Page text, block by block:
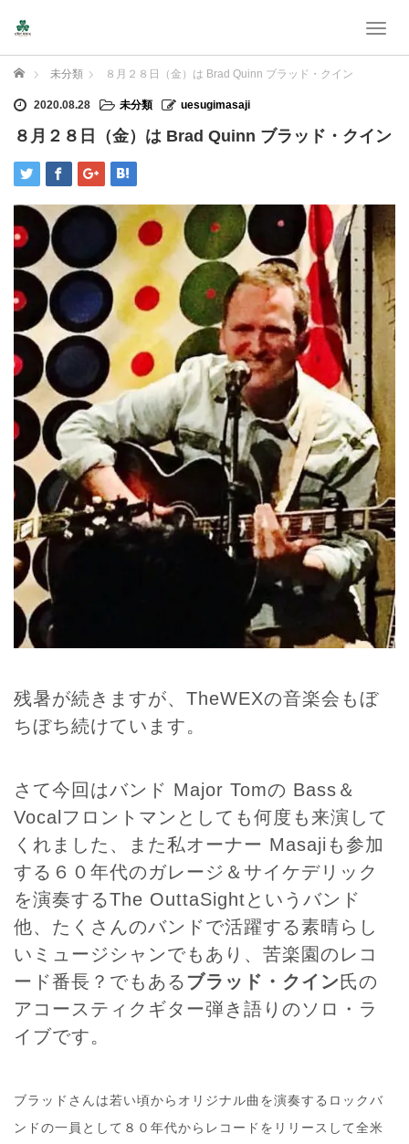
T
n
t
o
Home 未分類 ８月２８日（金）は Brad Quinn ブラッド・クイン
2020.08.28 未分類 uesugimasaji
８月２８日（金）は Brad Quinn ブラッド・クイン
残暑が続きますが、TheWEXの音楽会もぼ
ちぼち続けています。
さて今回はバンド Major Tomの Bass＆
Vocalフロントマンとしても何度も来演して
くれました、また私オーナー Masajiも参加
する６０年代のガレージ＆サイケデリック
を演奏するThe OuttaSightというバンド
他、たくさんのバンドで活躍する素晴らし
いミュージシャンでもあり、苦楽園のレコ
ード番長？でもあるブラッド・クイン氏の
アコースティクギター弾き語りのソロ・ラ
イブです。
ブラッドさんは若い頃からオリジナル曲を演奏するロックバ
ンドの一員として８０年代からレコードをリリースして全米